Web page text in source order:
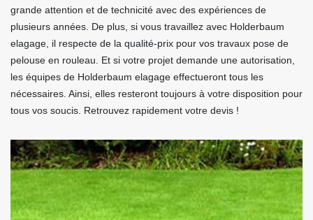
grande attention et de technicité avec des expériences de
plusieurs années. De plus, si vous travaillez avec Holderbaum
elagage, il respecte de la qualité-prix pour vos travaux pose de
pelouse en rouleau. Et si votre projet demande une autorisation,
les équipes de Holderbaum elagage effectueront tous les
nécessaires. Ainsi, elles resteront toujours à votre disposition pour
tous vos soucis. Retrouvez rapidement votre devis !